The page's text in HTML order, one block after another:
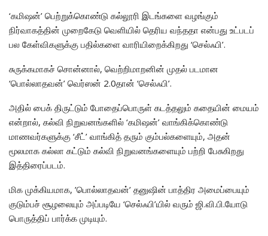
‘கமிஷன்’ பெற்றுக்கொண்டு கல்லூரி இடங்களை வழங்கும்
நிர்வாகத்தின் முறைகேடு வெளியில் தெரிய வந்ததா என்பது உட்படப்
பல கேள்விகளுக்கு பதில்களை வாரியிறைக்கிறது ‘செல்ஃபி’.
சுருக்கமாகச் சொன்னால், வெற்றிமாறனின் முதல் படமான
‘பொல்லாதவன்’ வெர்ஸன் 2.0தான் ‘செல்ஃபி’.
அதில் பைக் திருட்டும் போதைப்பொருள் கடத்தலும் கதையின் மையம்
என்றால், கல்வி நிறுவனங்களில் ‘கமிஷன்’ வாங்கிக்கொண்டு
மாணவர்களுக்கு ‘சீட்’ வாங்கித் தரும் கும்பல்களையும், அதன்
மூலமாக கல்லா கட்டும் கல்வி நிறுவனங்களையும் பற்றி பேசுகிறது
இத்திரைப்படம்.
மிக முக்கியமாக, ’பொல்லாதவன்’ தனுஷின் பாத்திர அமைப்பையும்
குடும்பச் சூழலையும் அப்படியே ‘செல்ஃபி’யில் வரும் ஜி.வி.பி.யோடு
பொருத்திப் பார்க்க முடியும்.